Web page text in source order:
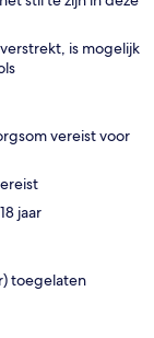
is mogelijk
vereist voor
jaar
toegelaten